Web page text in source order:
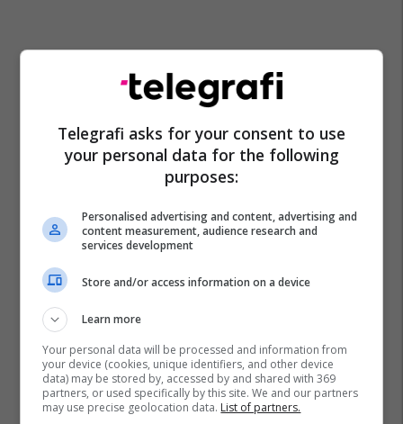
Telegrafi asks for your consent to use
your personal data for the following
purposes:
Personalised advertising and content, advertising and
content measurement, audience research and
services development
Store and/or access information on a device
Learn more
Your personal data will be processed and information from
your device (cookies, unique identifiers, and other device
data) may be stored by, accessed by and shared with 369
partners, or used specifically by this site. We and our partners
may use precise geolocation data. List of partners.